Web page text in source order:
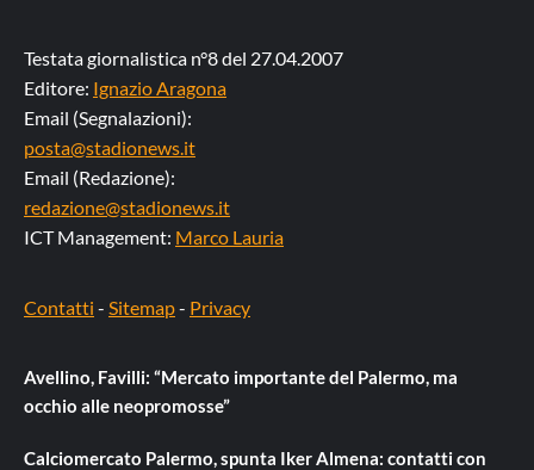
Testata giornalistica n°8 del 27.04.2007
Editore: Ignazio Aragona
Email (Segnalazioni):
posta@stadionews.it
Email (Redazione):
redazione@stadionews.it
ICT Management: Marco Lauria
Contatti - Sitemap- Privacy
Avellino, Favilli: “Mercato importante del Palermo, ma
occhio alle neopromosse”
Calciomercato Palermo, spunta Iker Almena: contatti con